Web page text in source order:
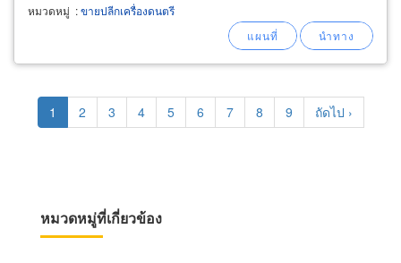
หมวดหมู่ :ขายปลีกเครื่องดนตรี
Pagination
Current
page
1 Page
2 Page
3 Page
4 Page
5 Page
6 Page
7 Page
8 Page
9
Next
page
ถัดไป ›
หมวดหมู่ที่เกี่ยวข้อง